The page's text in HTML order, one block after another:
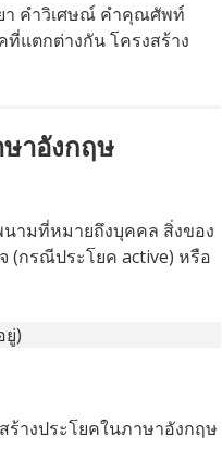
า คำวิเศษณ์ คำคุณศัพท์
แตกต่างกัน โครงสร้าง
ษาอังกฤษ
ามที่หมายถึงบุคคล สิ่งของ
(กรณีประโยค active) หรือ
ยู่)
างประโยคในภาษาอังกฤษ